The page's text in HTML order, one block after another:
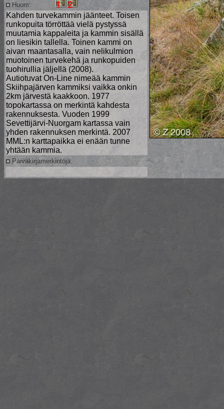
Huom:
Kahden turvekammin jäänteet. Toisen
runkopuita törröttää vielä pystyssä
muutamia kappaleita ja kammin sisällä
on liesikin tallella. Toinen kammi on
aivan maantasalla, vain nelikulmion
muotoinen turvekehä ja runkopuiden
tuohirullia jäljellä (2008).
Autiotuvat On-Line nimeää kammin
Skiihpajärven kammiksi vaikka onkin
2km järvestä kaakkoon. 1977
topokartassa on merkintä kahdesta
rakennuksesta. Vuoden 1999
Sevettijärvi-Nuorgam kartassa vain
yhden rakennuksen merkintä. 2007
MML:n karttapaikka ei enään tunne
yhtään kammia.
Päiväkirjamerkintöjä: